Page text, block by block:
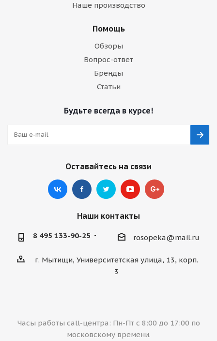
Наше производство
Помощь
Обзоры
Вопрос-ответ
Бренды
Статьи
Будьте всегда в курсе!
Оставайтесь на связи
Наши контакты
8 495 133-90-25 rosopeka@mail.ru
г. Мытищи, Университетская улица, 13, корп.
3
Часы работы call-центра: Пн-Пт с 8:00 до 17:00 по
московскому времени.